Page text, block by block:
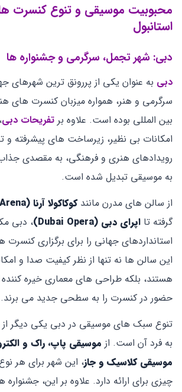
محبوبیت موسیقی و تنوع کنسرت
استانبول
دبی: شهر تجمل، سرگرمی و جشنواره ‌ها
دبی به عنوان یکی از پررونق ‌ترین شهرهای
سرگرمی و هنر، همواره میزبان کنسرت ‌های
بین ‌المللی بوده است. علاوه بر تفریحات دبی
امکانات بی ‌نظیر، زیرساخت ‌های پیشرفته و
رویدادهای هنری و فرهنگی، به مقصدی جذاب
به موسیقی تبدیل شده است.
از سالن‌ های مدرن مانندکوکاکولا آرنا (Coca-Cola Arena)
گرفته تا اپرای دبی (Dubai Opera)
، دبی
استانداردهای جهانی را برای برگزاری کنسرت
این سالن‌ ها نه ‌تنها از نظر کیفیت صدا و
هستند، بلکه طراحی‌ های معماری خیره‌ کننده
حضور در کنسرت را به سطحی جدید می‌ برند.
تنوع سبک ‌های موسیقی در دبی یکی دیگر
به ‌فرد آن است. از موسیقی پاپ، راک و
موسیقی کلاسیک و جاز، این شهر برای هر
چیزی برای ارائه دارد. علاوه بر این،